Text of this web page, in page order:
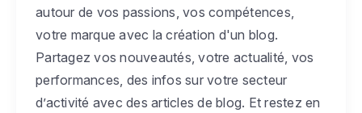
autour de vos passions, vos compétences,
votre marque avec la création d'un blog.
Partagez vos nouveautés, votre actualité, vos
performances, des infos sur votre secteur
d’activité avec des articles de blog. Et restez en